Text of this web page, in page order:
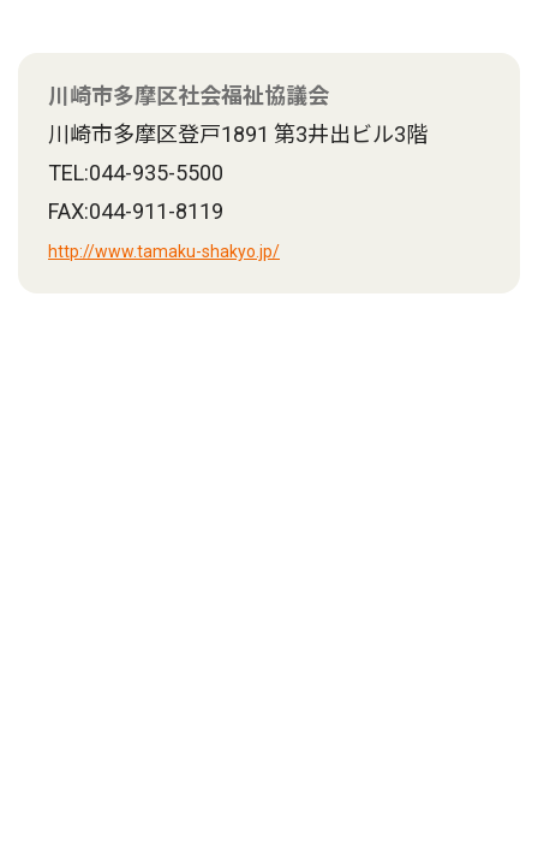
川崎市多摩区社会福祉協議会
川崎市多摩区登戸1891 第3井出ビル3階
TEL:044-935-5500
FAX:044-911-8119
http://www.tamaku-shakyo.jp/